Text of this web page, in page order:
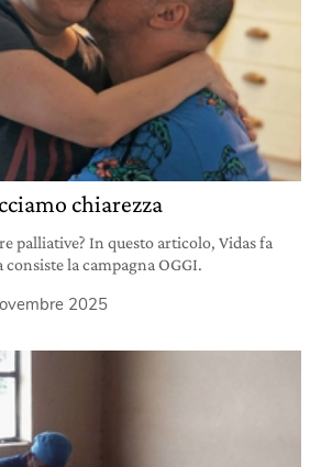
chiarezza
palliative? In questo articolo, Vidas fa
consiste la campagna OGGI.
2025